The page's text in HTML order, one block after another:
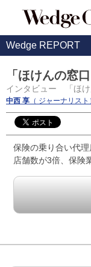
Wedge REPORT
「ほけんの窓
インタビュー 「ほ
中西 享 （ ジャーナリスト
保険の乗り合い代
店舗数が3倍、保険